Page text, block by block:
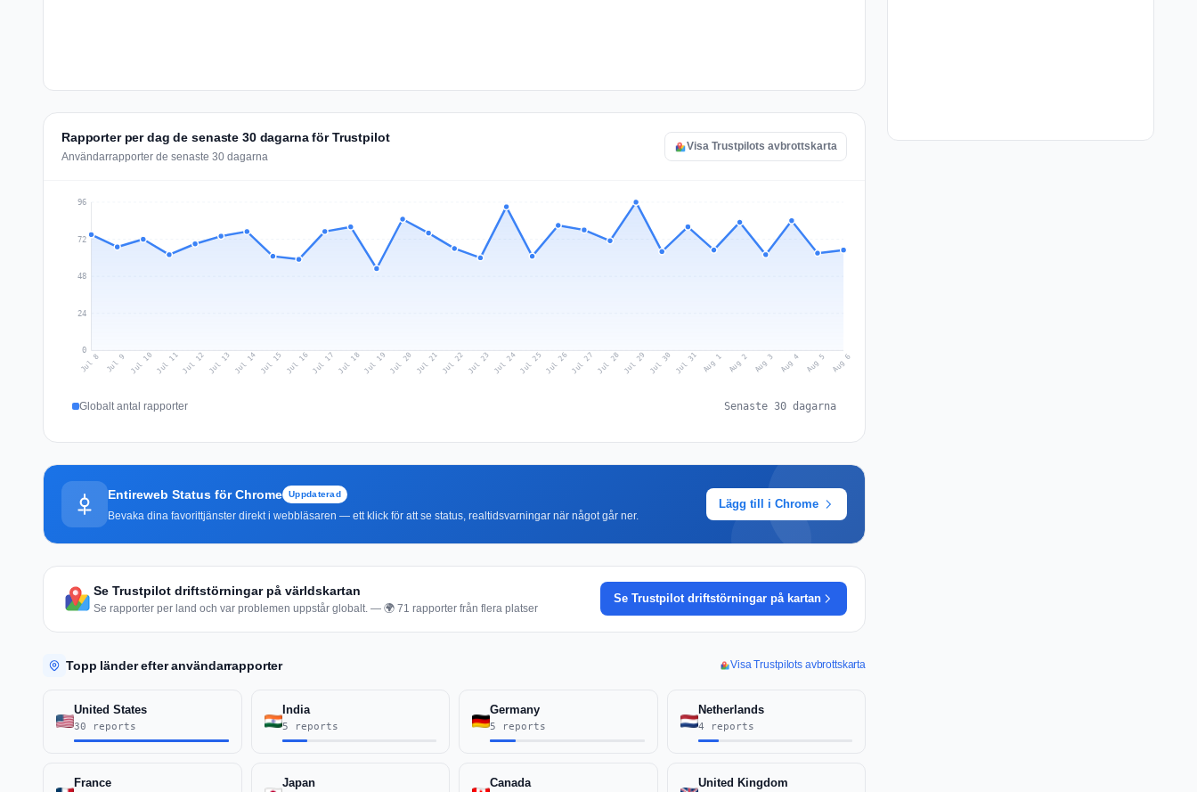
Rapporter per dag de senaste 30 dagarna för Trustpilot
Användarrapporter de senaste 30 dagarna
Visa Trustpilots avbrottskarta
0
24
48
72
96
Jul 8 Jul 9 Jul 10 Jul 11Jul 12 Jul 13 Jul 14 Jul 15 Jul 16Jul 17 Jul 18Jul 19 Jul 20 Jul 21 Jul 22 Jul 23 Jul 24Jul 25 Jul 26Jul 27 Jul 28 Jul 29 Jul 30 Jul 31 Aug 1 Aug 2 Aug 3 Aug 4 Aug 5 Aug 6
Globalt antal rapporter Senaste 30 dagarna
Entireweb Status för Chrome Uppdaterad
Bevaka dina favorittjänster direkt i webbläsaren — ett klick för att se status, realtidsvarningar när något går ner.
Lägg till i Chrome
Se Trustpilot driftstörningar på världskartan
Se rapporter per land och var problemen uppstår globalt. — 🌍 71 rapporter från flera platser
Se Trustpilot driftstörningar på kartan
Topp länder efter användarrapporter Visa Trustpilots avbrottskarta
United States
30 reports
India
5 reports
Germany
5 reports
Netherlands
4 reports
France Japan Canada United Kingdom